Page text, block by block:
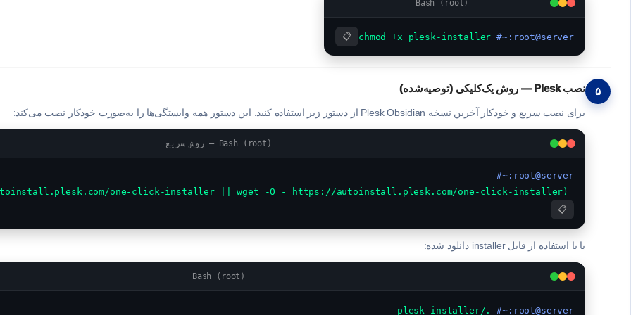
Bash (root)
root@server:~#
chmod +x plesk-installer
📋
۵ نصب Plesk — روش یک‌کلیکی (توصیه‌شده)
برای نصب سریع و خودکار آخرین نسخه Plesk Obsidian از دستور زیر استفاده کنید. این دستور همه وابستگی‌ها را به‌صورت خودکار نصب می‌کند:
Bash (root) — روش سریع
root@server:~#
📋
یا با استفاده از فایل installer دانلود شده:
Bash (root)
root@server:~#
./plesk-installer